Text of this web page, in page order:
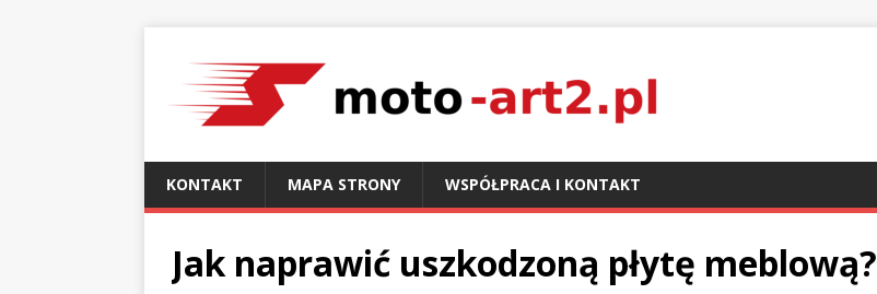
KONTAKT MAPA STRONY WSPÓŁPRACA I KONTAKT
Jak naprawić uszkodzoną płytę meblową?